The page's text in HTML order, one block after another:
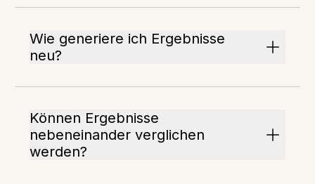
Wie generiere ich Ergebnisse
neu?
Können Ergebnisse
nebeneinander verglichen
werden?